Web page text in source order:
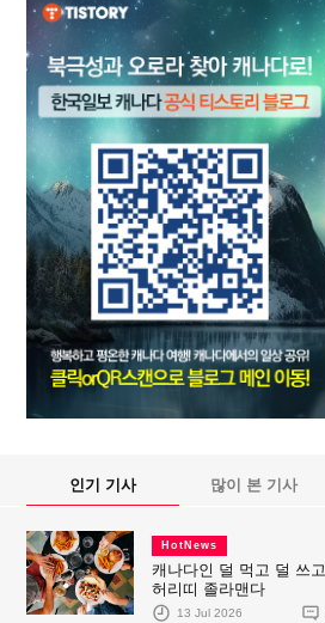
인기 기사 많이 본 기사
HotNews
캐나다인 덜 먹고 덜 쓰고
허리띠 졸라맨다
13 Jul 2026